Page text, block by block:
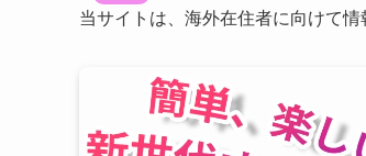
当サイトは、海外在住者に向けて情